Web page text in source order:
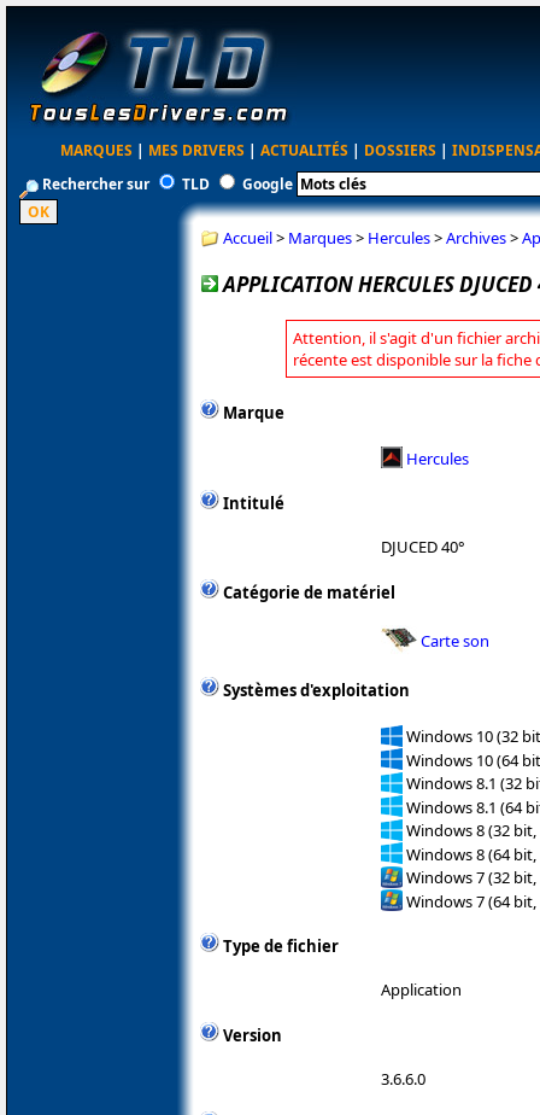
MARQUES | MES DRIVERS | ACTUALITÉS | DOSSIERS |
Rechercher sur
TLD Google
Accueil> Marques> Hercules>Archives>
APPLICATION HERCULES
Attention, il s'agit d'un fichier
récente est disponible sur la fiche
Marque
Hercules
Intitulé
DJUCED 40°
Catégorie de matériel
Carte son
Systèmes d'exploitation
Windows 10 (32
Windows 10 (64
Windows 8.1 (32
Windows 8.1 (64
Windows 8 (32 bit,
Windows 8 (64 bit,
Windows 7 (32 bit,
Windows 7 (64 bit,
Type de fichier
Application
Version
3.6.6.0